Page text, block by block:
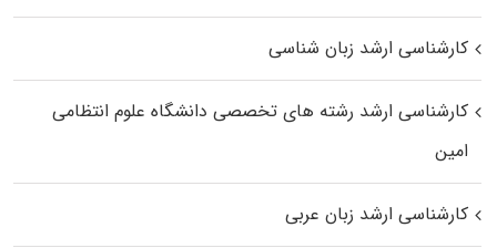
کارشناسی ارشد زبان شناسی
کارشناسی ارشد رﺷﺘﻪ ﻫﺎی تخصصی داﻧﺸﮕﺎه ﻋﻠﻮم انتظامی
اﻣﻴﻦ
کارشناسی ارشد زبان عربی